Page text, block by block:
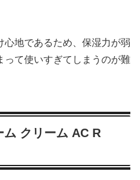
心地であるため、保湿力が弱
って使いすぎてしまうのが難
ム クリーム AC R